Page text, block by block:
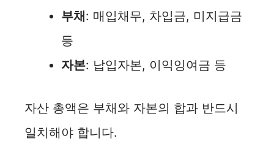
부채: 매입채무, 차입금, 미지급금
등
자본: 납입자본, 이익잉여금 등
자산 총액은 부채와 자본의 합과 반드시
일치해야 합니다.